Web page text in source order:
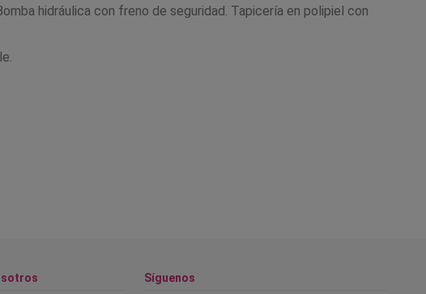
hidráulica con freno de seguridad. Tapicería en polipiel con
Síguenos